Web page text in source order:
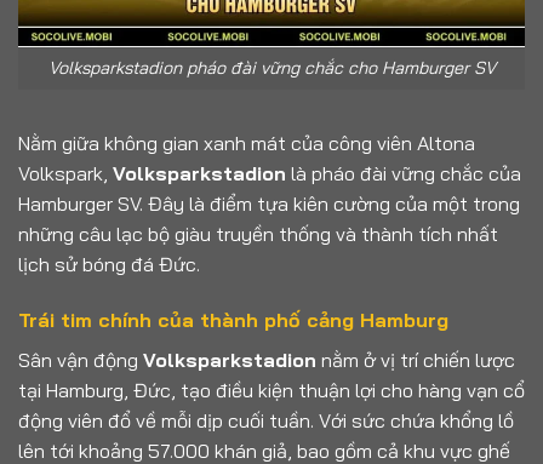
Volksparkstadion pháo đài vững chắc cho Hamburger SV
Nằm giữa không gian xanh mát của công viên Altona
Volkspark, Volksparkstadion là pháo đài vững chắc của
Hamburger SV. Đây là điểm tựa kiên cường của một trong
những câu lạc bộ giàu truyền thống và thành tích nhất
lịch sử bóng đá Đức.
Trái tim chính của thành phố cảng Hamburg
Sân vận động Volksparkstadion nằm ở vị trí chiến lược
tại Hamburg, Đức, tạo điều kiện thuận lợi cho hàng vạn cổ
động viên đổ về mỗi dịp cuối tuần. Với sức chứa khổng lồ
lên tới khoảng 57.000 khán giả, bao gồm cả khu vực ghế